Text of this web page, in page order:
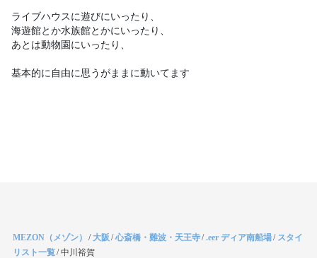
ライブハウスに遊びにいったり、
海遊館とか水族館とかにいったり、
あとは動物園にいったり、
基本的に自由に思うがままに動いてます
MEZON（メゾン） /大阪 /心斎橋・難波・天王寺/.eer ディア南船場/ スタイ
リスト一覧/中川裕賀